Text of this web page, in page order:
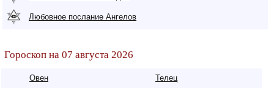
Любовное послание Ангелов
Гороскоп на 07 августа 2026
Овен Телец